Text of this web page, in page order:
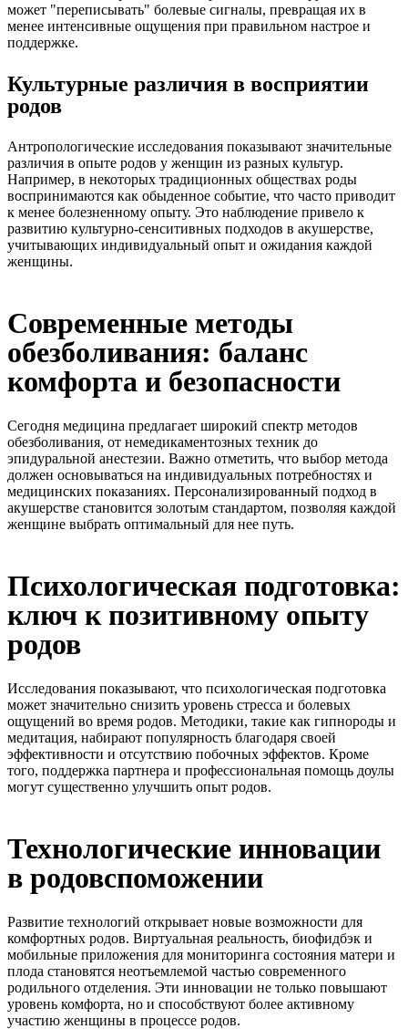
может "переписывать" болевые сигналы, превращая их в
менее интенсивные ощущения при правильном настрое и
поддержке.
Культурные различия в восприятии
родов
Антропологические исследования показывают значительные
различия в опыте родов у женщин из разных культур.
Например, в некоторых традиционных обществах роды
воспринимаются как обыденное событие, что часто приводит
к менее болезненному опыту. Это наблюдение привело к
развитию культурно-сенситивных подходов в акушерстве,
учитывающих индивидуальный опыт и ожидания каждой
женщины.
Современные методы
обезболивания: баланс
комфорта и безопасности
Сегодня медицина предлагает широкий спектр методов
обезболивания, от немедикаментозных техник до
эпидуральной анестезии. Важно отметить, что выбор метода
должен основываться на индивидуальных потребностях и
медицинских показаниях. Персонализированный подход в
акушерстве становится золотым стандартом, позволяя каждой
женщине выбрать оптимальный для нее путь.
Психологическая подготовка:
ключ к позитивному опыту
родов
Исследования показывают, что психологическая подготовка
может значительно снизить уровень стресса и болевых
ощущений во время родов. Методики, такие как гипнороды и
медитация, набирают популярность благодаря своей
эффективности и отсутствию побочных эффектов. Кроме
того, поддержка партнера и профессиональная помощь доулы
могут существенно улучшить опыт родов.
Технологические инновации
в родовспоможении
Развитие технологий открывает новые возможности для
комфортных родов. Виртуальная реальность, биофидбэк и
мобильные приложения для мониторинга состояния матери и
плода становятся неотъемлемой частью современного
родильного отделения. Эти инновации не только повышают
уровень комфорта, но и способствуют более активному
участию женщины в процессе родов.